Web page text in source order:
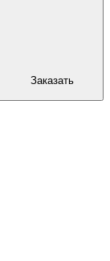
Заказать